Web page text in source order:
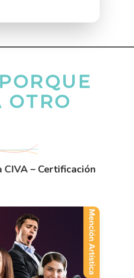
OTRO
– Certificación